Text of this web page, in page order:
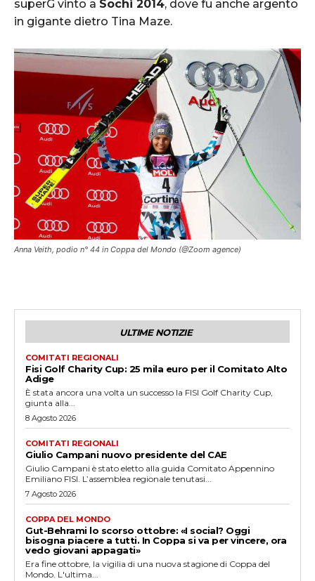
superG vinto a Sochi 2014, dove fu anche argento
in gigante dietro Tina Maze.
Anna Veith, podio n° 44 in Coppa del Mondo (@Zoom agence)
ULTIME NOTIZIE
COMITATI REGIONALI
Fisi Golf Charity Cup: 25 mila euro per il Comitato Alto
Adige
È stata ancora una volta un successo la FISI Golf Charity Cup,
giunta alla...
8 Agosto 2026
COMITATI REGIONALI
Giulio Campani nuovo presidente del CAE
Giulio Campani è stato eletto alla guida Comitato Appennino
Emiliano FISI. L’assemblea regionale tenutasi...
7 Agosto 2026
COPPA DEL MONDO
Gut-Behrami lo scorso ottobre: «I social? Oggi
bisogna piacere a tutti. In Coppa si va per vincere, ora
vedo giovani appagati»
Era fine ottobre, la vigilia di una nuova stagione di Coppa del
Mondo. L'ultima...